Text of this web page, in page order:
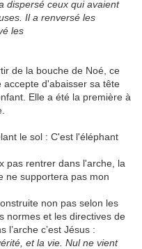
dispersé ceux qui avaient
Il a renversé les
les
de la bouche de Noé, ce
accepte d'abaisser sa tête
Elle a été la première à
le sol : C'est l'éléphant
pas rentrer dans l'arche, la
ne supportera pas mon
non pas selon les
normes et les directives de
l’arche c’est Jésus :
et la vie. Nul ne vient